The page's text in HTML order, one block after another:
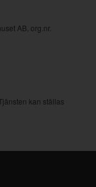
AB, org.nr.
kan ställas